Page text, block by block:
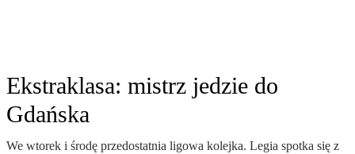
Ekstraklasa: mistrz jedzie do
Gdańska
We wtorek i środę przedostatnia ligowa kolejka. Legia spotka się z